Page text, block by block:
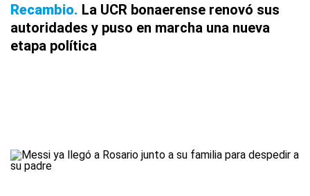
Recambio La UCR bonaerense renovó sus
autoridades y puso en marcha una nueva
etapa política